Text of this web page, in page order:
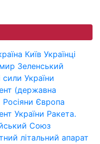
Київ Українці
Зеленський
сили України
(державна
Росіяни Європа
України Ракета.
Союз
літальний апарат